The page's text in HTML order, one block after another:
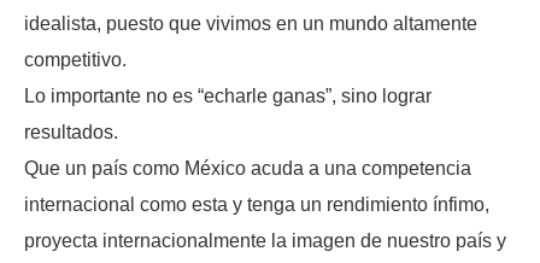
idealista, puesto que vivimos en un mundo altamente
competitivo.
Lo importante no es “echarle ganas”, sino lograr
resultados.
Que un país como México acuda a una competencia
internacional como esta y tenga un rendimiento ínfimo,
proyecta internacionalmente la imagen de nuestro país y